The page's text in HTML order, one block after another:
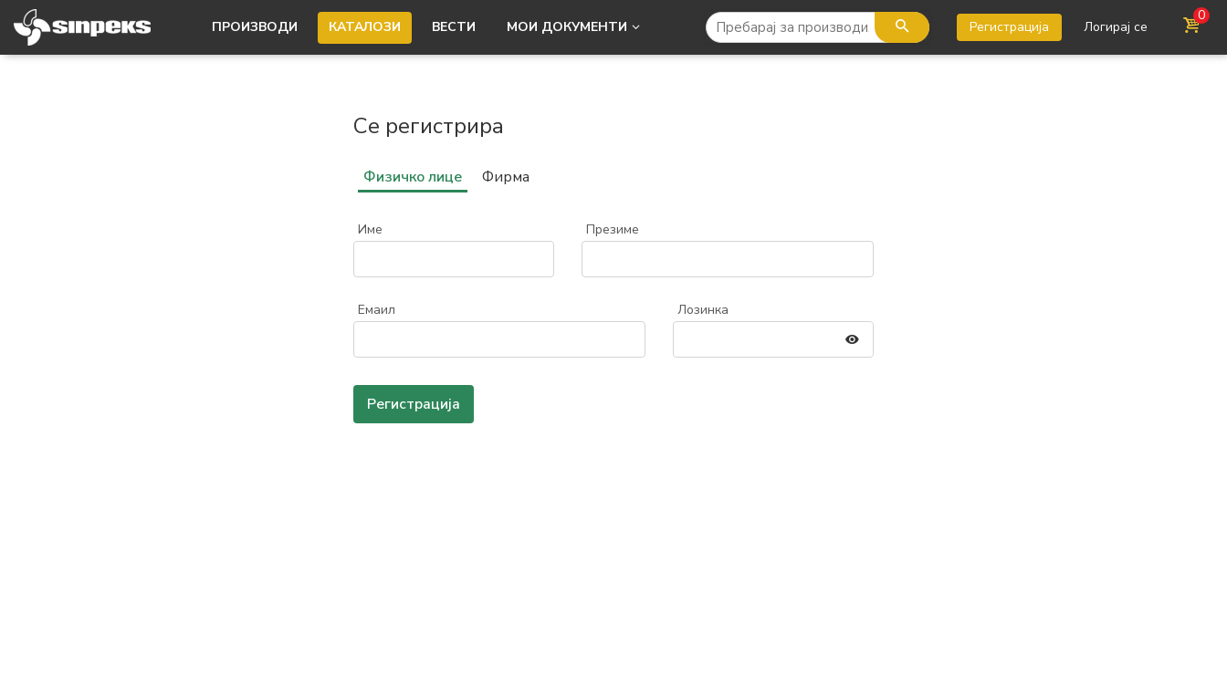
ПРОИЗВОДИ КАТАЛОЗИ ВЕСТИ МОИ ДОКУМЕНТИ Регистрација Логирај се
0
Се регистрира
Физичко лице Фирма
Име Презиме
Емаил Лозинка
Регистрација